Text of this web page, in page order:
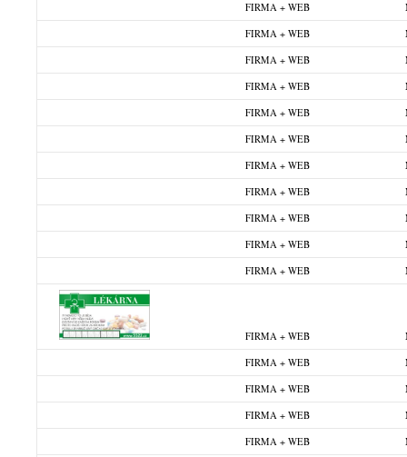
FIRMA + WEB
FIRMA + WEB
FIRMA + WEB
FIRMA + WEB
FIRMA + WEB
FIRMA + WEB
FIRMA + WEB
FIRMA + WEB
FIRMA + WEB
FIRMA + WEB
FIRMA + WEB
FIRMA + WEB
FIRMA + WEB
FIRMA + WEB
FIRMA + WEB
FIRMA + WEB